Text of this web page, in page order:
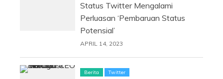
Status Twitter Mengalami
Perluasan ‘Pembaruan Status
Potensial’
APRIL 14, 2023
Berita Twitter